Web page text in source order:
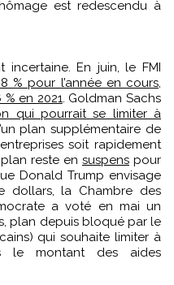
est redescendu à
incertaine. En juin, le FMI
% pour l’année en cours,
en 2021 . Goldman Sachs
qui pourrait se limiter à
plan supplémentaire de
soit rapidement
reste en suspens pour
Donald Trump envisage
dollars, la Chambre des
a voté en mai un
plan depuis bloqué par le
qui souhaite limiter à
le montant des aides